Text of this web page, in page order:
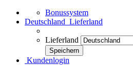
Bonussystem
Deutschland Lieferland
Lieferland
Kundenlogin